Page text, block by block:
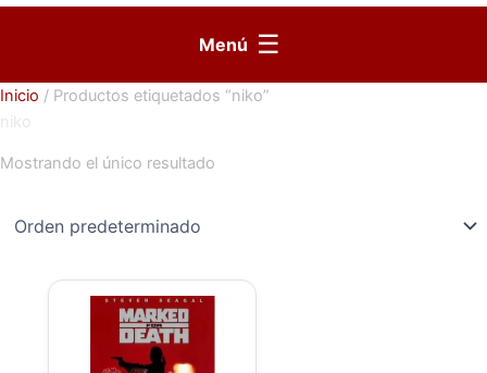
Menú ☰
Inicio / Productos etiquetados “niko”
Mostrando el único resultado